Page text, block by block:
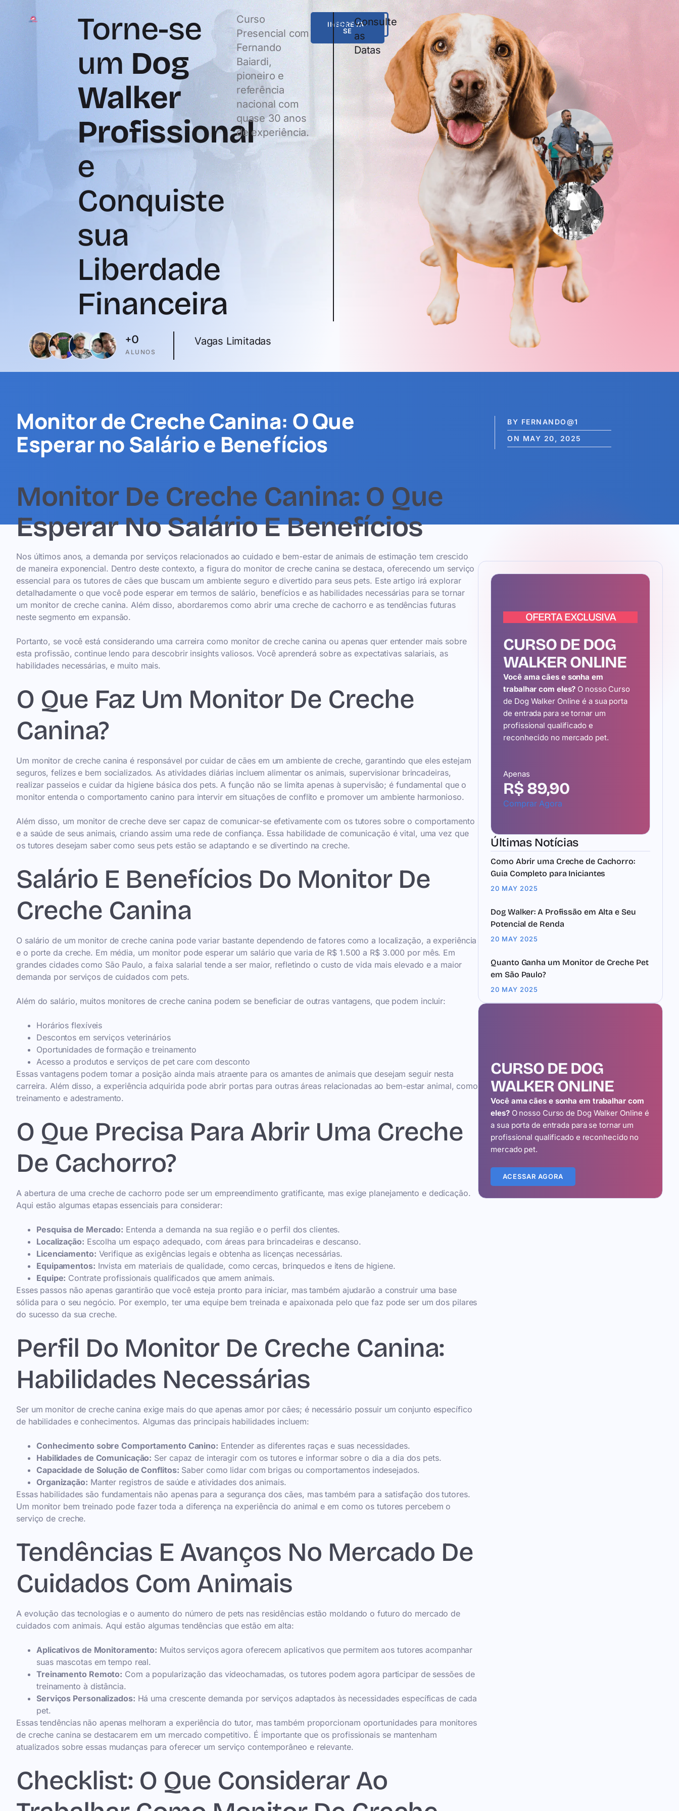
Torne-se
um Dog
Walker
Profissional
e
Conquiste
sua
Liberdade
Financeira
Curso
Presencial com
Fernando
Baiardi,
pioneiro e
referência
nacional com
quase 30 anos
de experiência.
INSCREVA-
SE
WHATSAPPConsulte
as
Datas
ALUNOS
+0 Vagas Limitadas
Monitor de Creche Canina: O Que
Esperar no Salário e Benefícios
BY FERNANDO@1
ON MAY 20, 2025
Monitor De Creche Canina: O Que
Esperar No Salário E Benefícios
Nos últimos anos, a demanda por serviços relacionados ao cuidado e bem-estar de animais de estimação tem crescido
de maneira exponencial. Dentro deste contexto, a figura do monitor de creche canina se destaca, oferecendo um serviço
essencial para os tutores de cães que buscam um ambiente seguro e divertido para seus pets. Este artigo irá explorar
detalhadamente o que você pode esperar em termos de salário, benefícios e as habilidades necessárias para se tornar
um monitor de creche canina. Além disso, abordaremos como abrir uma creche de cachorro e as tendências futuras
neste segmento em expansão.
Portanto, se você está considerando uma carreira como monitor de creche canina ou apenas quer entender mais sobre
esta profissão, continue lendo para descobrir insights valiosos. Você aprenderá sobre as expectativas salariais, as
habilidades necessárias, e muito mais.
O Que Faz Um Monitor De Creche
Canina?
Um monitor de creche canina é responsável por cuidar de cães em um ambiente de creche, garantindo que eles estejam
seguros, felizes e bem socializados. As atividades diárias incluem alimentar os animais, supervisionar brincadeiras,
realizar passeios e cuidar da higiene básica dos pets. A função não se limita apenas à supervisão; é fundamental que o
monitor entenda o comportamento canino para intervir em situações de conflito e promover um ambiente harmonioso.
Além disso, um monitor de creche deve ser capaz de comunicar-se efetivamente com os tutores sobre o comportamento
e a saúde de seus animais, criando assim uma rede de confiança. Essa habilidade de comunicação é vital, uma vez que
os tutores desejam saber como seus pets estão se adaptando e se divertindo na creche.
Salário E Benefícios Do Monitor De
Creche Canina
O salário de um monitor de creche canina pode variar bastante dependendo de fatores como a localização, a experiência
e o porte da creche. Em média, um monitor pode esperar um salário que varia de R$ 1.500 a R$ 3.000 por mês. Em
grandes cidades como São Paulo, a faixa salarial tende a ser maior, refletindo o custo de vida mais elevado e a maior
demanda por serviços de cuidados com pets.
Além do salário, muitos monitores de creche canina podem se beneficiar de outras vantagens, que podem incluir:
Horários flexíveis
Descontos em serviços veterinários
Oportunidades de formação e treinamento
Acesso a produtos e serviços de pet care com desconto
Essas vantagens podem tornar a posição ainda mais atraente para os amantes de animais que desejam seguir nesta
carreira. Além disso, a experiência adquirida pode abrir portas para outras áreas relacionadas ao bem-estar animal, como
treinamento e adestramento.
O Que Precisa Para Abrir Uma Creche
De Cachorro?
A abertura de uma creche de cachorro pode ser um empreendimento gratificante, mas exige planejamento e dedicação.
Aqui estão algumas etapas essenciais para considerar:
Pesquisa de Mercado: Entenda a demanda na sua região e o perfil dos clientes.
Localização: Escolha um espaço adequado, com áreas para brincadeiras e descanso.
Licenciamento: Verifique as exigências legais e obtenha as licenças necessárias.
Equipamentos: Invista em materiais de qualidade, como cercas, brinquedos e itens de higiene.
Equipe: Contrate profissionais qualificados que amem animais.
Esses passos não apenas garantirão que você esteja pronto para iniciar, mas também ajudarão a construir uma base
sólida para o seu negócio. Por exemplo, ter uma equipe bem treinada e apaixonada pelo que faz pode ser um dos pilares
do sucesso da sua creche.
Perfil Do Monitor De Creche Canina:
Habilidades Necessárias
Ser um monitor de creche canina exige mais do que apenas amor por cães; é necessário possuir um conjunto específico
de habilidades e conhecimentos. Algumas das principais habilidades incluem:
Conhecimento sobre Comportamento Canino: Entender as diferentes raças e suas necessidades.
Habilidades de Comunicação: Ser capaz de interagir com os tutores e informar sobre o dia a dia dos pets.
Capacidade de Solução de Conflitos: Saber como lidar com brigas ou comportamentos indesejados.
Organização: Manter registros de saúde e atividades dos animais.
Essas habilidades são fundamentais não apenas para a segurança dos cães, mas também para a satisfação dos tutores.
Um monitor bem treinado pode fazer toda a diferença na experiência do animal e em como os tutores percebem o
serviço de creche.
Tendências E Avanços No Mercado De
Cuidados Com Animais
A evolução das tecnologias e o aumento do número de pets nas residências estão moldando o futuro do mercado de
cuidados com animais. Aqui estão algumas tendências que estão em alta:
Aplicativos de Monitoramento: Muitos serviços agora oferecem aplicativos que permitem aos tutores acompanhar
suas mascotas em tempo real.
Treinamento Remoto: Com a popularização das videochamadas, os tutores podem agora participar de sessões de
treinamento à distância.
Serviços Personalizados: Há uma crescente demanda por serviços adaptados às necessidades específicas de cada
pet.
Essas tendências não apenas melhoram a experiência do tutor, mas também proporcionam oportunidades para monitores
de creche canina se destacarem em um mercado competitivo. É importante que os profissionais se mantenham
atualizados sobre essas mudanças para oferecer um serviço contemporâneo e relevante.
Checklist: O Que Considerar Ao
OFERTA EXCLUSIVA
CURSO DE DOG
WALKER ONLINE
Você ama cães e sonha em
trabalhar com eles? O nosso Curso
de Dog Walker Online é a sua porta
de entrada para se tornar um
profissional qualificado e
reconhecido no mercado pet.
Apenas
R$ 89,90
Comprar Agora
Últimas Notícias
Como Abrir uma Creche de Cachorro:
Guia Completo para Iniciantes
20 MAY 2025
Dog Walker: A Profissão em Alta e Seu
Potencial de Renda
20 MAY 2025
Quanto Ganha um Monitor de Creche Pet
em São Paulo?
20 MAY 2025
CURSO DE DOG
WALKER ONLINE
Você ama cães e sonha em trabalhar com
eles?O nosso Curso de Dog Walker Online é
a sua porta de entrada para se tornar um
profissional qualificado e reconhecido no
mercado pet.
ACESSAR AGORA